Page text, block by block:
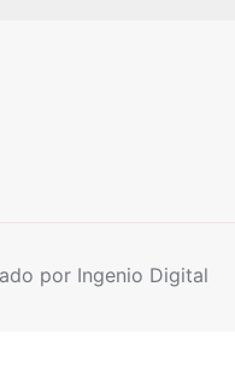
por Ingenio Digital